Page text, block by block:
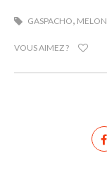
GASPACHO MELON
VOUS AIMEZ ?